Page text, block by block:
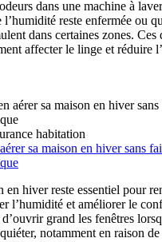
dans une machine à
reste enfermée ou
dans certaines zones. Ces
affecter le linge et réduire
habitation
sa maison en hiver sans
en hiver reste essentiel pour
l’humidité et améliorer le
grand les fenêtres
notamment en raison